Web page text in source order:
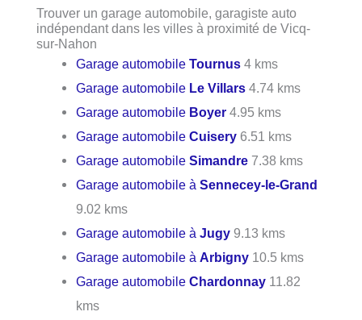
Trouver un garage automobile, garagiste auto
indépendant dans les villes à proximité de Vicq-
sur-Nahon
Garage automobileTournus 4 kms
Garage automobile Le Villars 4.74 kms
Garage automobile Boyer 4.95 kms
Garage automobileCuisery 6.51 kms
Garage automobileSimandre 7.38 kms
Garage automobile àSennecey-le-Grand
9.02 kms
Garage automobile àJugy 9.13 kms
Garage automobile àArbigny 10.5 kms
Garage automobileChardonnay 11.82
kms